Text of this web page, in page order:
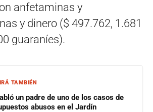
anfetaminas y
y dinero ($ 497.762, 1.681
guaraníes).
TAMBIÉN
un padre de uno de los casos de
abusos en el Jardín